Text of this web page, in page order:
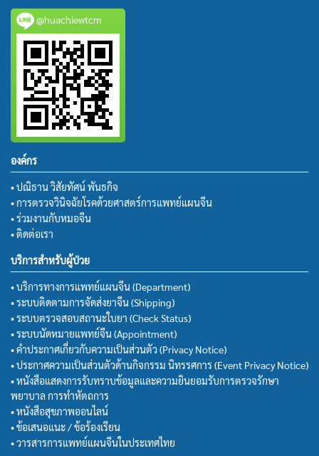
@huachiewtcm
องค์กร
• ปณิธาน วิสัยทัศน์ พันธกิจ
• การตรวจวินิจฉัยโรคด้วยศาสตร์การแพทย์แผนจีน
• ร่วมงานกับหมอจีน
• ติดต่อเรา
บริการสำหรับผู้ป่วย
• บริการทางการแพทย์แผนจีน (Department)
• ระบบติดตามการจัดส่งยาจีน (Shipping)
• ระบบตรวจสอบสถานะใบยา (Check Status)
• ระบบนัดหมายแพทย์จีน (Appointment)
• คำประกาศเกี่ยวกับความเป็นส่วนตัว (Privacy Notice)
• ประกาศความเป็นส่วนตัวด้านกิจกรรม นิทรรศการ (Event Privacy Notice)
• หนังสือแสดงการรับทราบข้อมูลและความยินยอมรับการตรวจรักษา
พยาบาล การทำหัตถการ
• หนังสือสุขภาพออนไลน์
• ข้อเสนอแนะ / ข้อร้องเรียน
• วารสารการแพทย์แผนจีนในประเทศไทย